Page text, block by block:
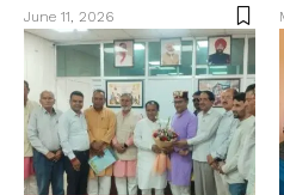
June 11, 2026